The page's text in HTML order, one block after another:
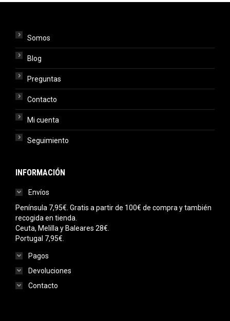
Somos
Blog
Preguntas
Contacto
Mi cuenta
Seguimiento
INFORMACIÓN
Envíos
Península 7,95€. Gratis a partir de 100€ de compra y también
recogida en tienda.
Ceuta, Melilla y Baleares 28€.
Portugal 7,95€.
Pagos
Devoluciones
Contacto